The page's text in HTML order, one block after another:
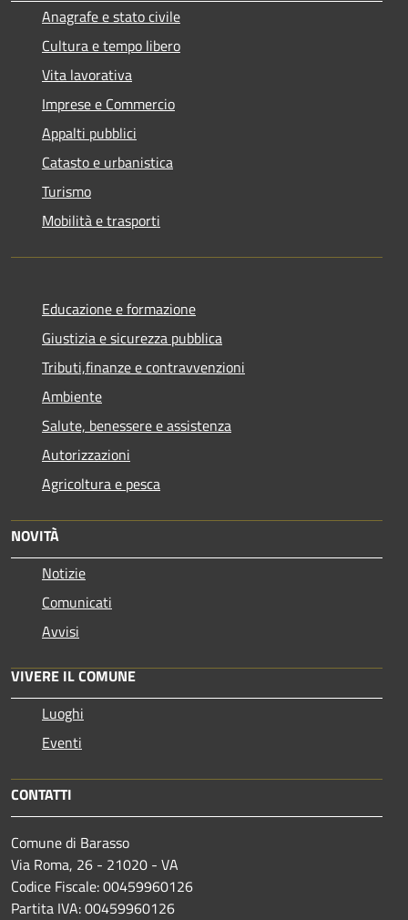
Anagrafe e stato civile
Cultura e tempo libero
Vita lavorativa
Imprese e Commercio
Appalti pubblici
Catasto e urbanistica
Turismo
Mobilità e trasporti
Educazione e formazione
Giustizia e sicurezza pubblica
Tributi,finanze e contravvenzioni
Ambiente
Salute, benessere e assistenza
Autorizzazioni
Agricoltura e pesca
NOVITÀ
Notizie
Comunicati
Avvisi
VIVERE IL COMUNE
Luoghi
Eventi
CONTATTI
Comune di Barasso
Via Roma, 26 - 21020 - VA
Codice Fiscale: 00459960126
Partita IVA: 00459960126